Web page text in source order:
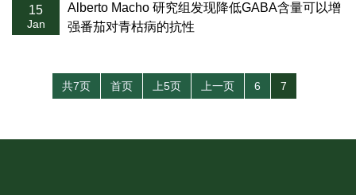
15
Jan
Alberto Macho 研究组发现降低GABA含量可以增
强番茄对青枯病的抗性
共7页 首页 上5页 上一页 6 7